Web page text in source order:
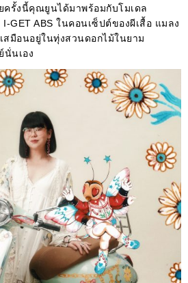
ครั้งนี้คุณยูนได้มาพร้อมกับโมเดล
I-GET ABS ในคอนเซ็ปต์ของผีเสื้อ แมลง
สมือนอยู่ในทุ่งสวนดอกไม้ในยาม
นั่นเอง